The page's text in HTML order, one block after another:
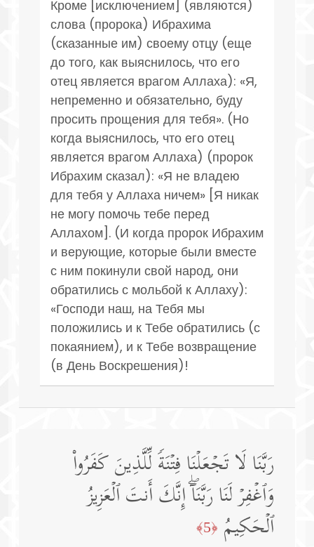
Кроме [исключением] (являются)
слова (пророка) Ибрахима
(сказанные им) своему отцу (еще
до того, как выяснилось, что его
отец является врагом Аллаха): «Я,
непременно и обязательно, буду
просить прощения для тебя». (Но
когда выяснилось, что его отец
является врагом Аллаха) (пророк
Ибрахим сказал): «Я не владею
для тебя у Аллаха ничем» [Я никак
не могу помочь тебе перед
Аллахом]. (И когда пророк Ибрахим
и верующие, которые были вместе
с ним покинули свой народ, они
обратились с мольбой к Аллаху):
«Господи наш, на Тебя мы
положились и к Тебе обратились (с
покаянием), и к Тебе возвращение
(в День Воскрешения)!
رَبَّنَا لَا تَجۡعَلۡنَا فِتۡنَةࣰ لِّلَّذِینَ كَفَرُوا۟
وَٱغۡفِرۡ لَنَا رَبَّنَاۤۖ إِنَّكَ أَنتَ ٱلۡعَزِیزُ
ٱلۡحَكِیمُ ﴿5﴾